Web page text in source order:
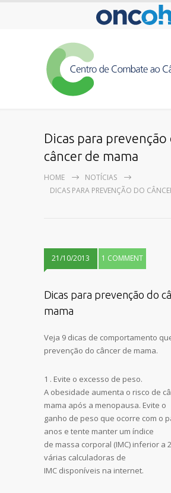
Dicas para prevenção
câncer de mama
HOME
NOTÍCIAS
DICAS PARA PREVENÇÃO DO
21/10/2013 1 COMMENT
Dicas para prevenção do
mama
Veja 9 dicas de comportamento
prevenção do câncer de mama.
1 . Evite o excesso de peso.
A obesidade aumenta o risco de
mama após a menopausa. Evite o
ganho de peso que ocorre com o
anos e tente manter um índice
de massa corporal (IMC) inferior a
várias calculadoras de
IMC disponíveis na internet.